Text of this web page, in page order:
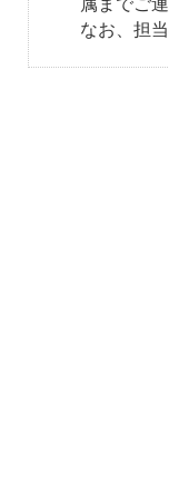
属までご
なお、担